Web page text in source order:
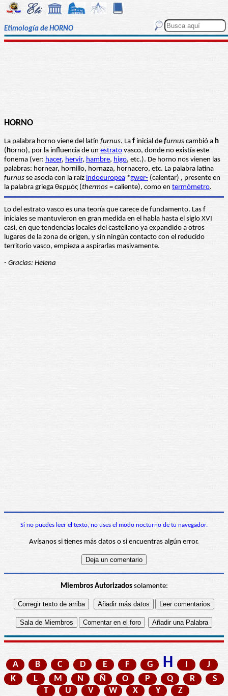
Etimología de HORNO
HORNO
La palabra horno viene del latín furnus. La f inicial de furnus cambió a h
(horno), por la influencia de un estrato vasco, donde no existía este
fonema (ver: hacer, hervir, hambre, higo, etc.). De horno nos vienen las
palabras: hornear, hornillo, hornaza, hornacero, etc. La palabra latina
furnus se asocia con la raíz indoeuropea *gwer- (calentar) , presente en
la palabra griega θερμός (thermos = caliente), como en termómetro.
Lo del estrato vasco es una teoría que carece de fundamento. Las f
iniciales se mantuvieron en gran medida en el habla hasta el siglo XVI
casi, en que tendencias locales del castellano ya expandido a otros
lugares de la zona de origen, y sin ningún contacto con el reducido
territorio vasco, empieza a aspirarlas masivamente.
- Gracias: Helena
Si no puedes leer el texto, no uses el modo nocturno de tu navegador.
Avísanos si tienes más datos o si encuentras algún error.
Miembros Autorizadossolamente:
A B C D E F G H
J
K
L M N Ñ O P Q R
S
T
U V W X Y Z